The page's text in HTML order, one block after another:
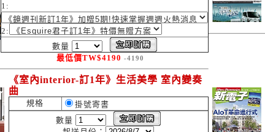
1:
2:
數量
最低價TW$4190 -4190
《室內interior-訂1年》生活美學 室內變奏
曲
規格
掛號寄書
數量